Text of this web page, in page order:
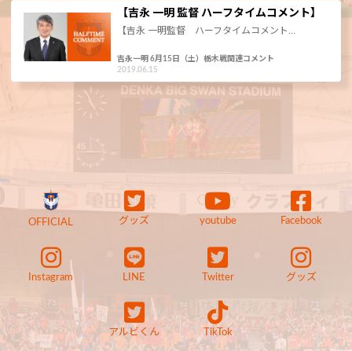
【吉永 一明 監督 ハーフタイムコメント】
【吉永 一明監督 ハーフタイムコメント…
吉永一明 6月15日（土）栃木戦関連コメント
2019.06.15
OFFICIAL グッズ youtube Facebook
Instagram LINE Twitter グッズ
アルビくん TikTok